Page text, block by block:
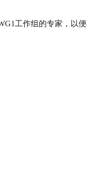
工作组的专家，以